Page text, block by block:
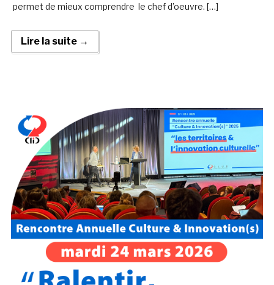
permet de mieux comprendre le chef d’oeuvre. […]
Lire la suite →